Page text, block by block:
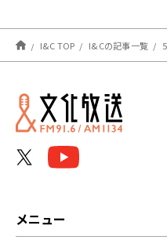
I&C TOP I&Cの記事一覧
メニュー